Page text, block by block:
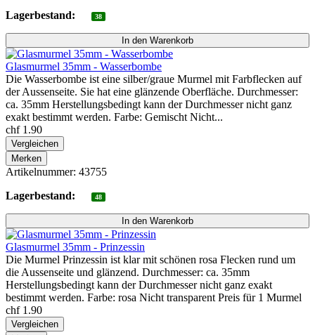
Lagerbestand:
38
Glasmurmel 35mm - Wasserbombe
Die Wasserbombe ist eine silber/graue Murmel mit Farbflecken auf
der Aussenseite. Sie hat eine glänzende Oberfläche. Durchmesser:
ca. 35mm Herstellungsbedingt kann der Durchmesser nicht ganz
exakt bestimmt werden. Farbe: Gemischt Nicht...
chf 1.90
Vergleichen
Merken
Artikelnummer: 43755
Lagerbestand:
48
Glasmurmel 35mm - Prinzessin
Die Murmel Prinzessin ist klar mit schönen rosa Flecken rund um
die Aussenseite und glänzend. Durchmesser: ca. 35mm
Herstellungsbedingt kann der Durchmesser nicht ganz exakt
bestimmt werden. Farbe: rosa Nicht transparent Preis für 1 Murmel
chf 1.90
Vergleichen